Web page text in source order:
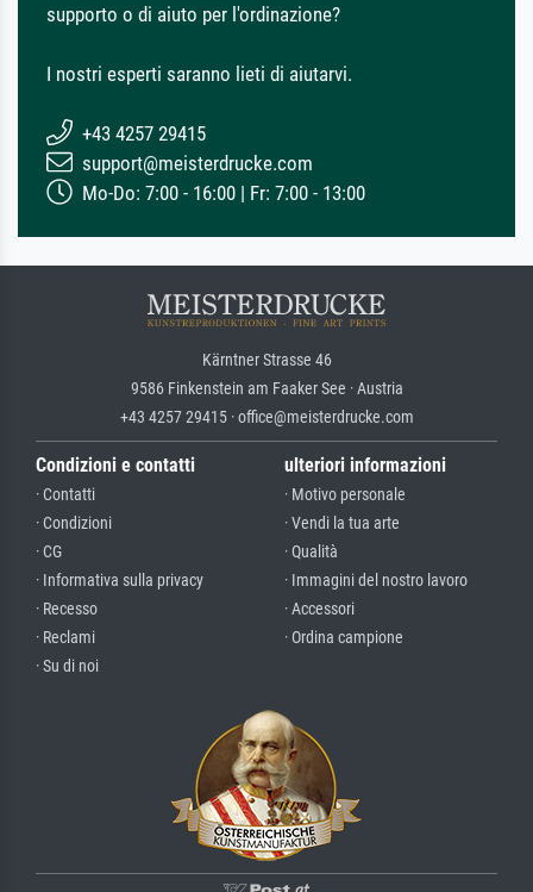
supporto o di aiuto per l'ordinazione?
I nostri esperti saranno lieti di aiutarvi.
+43 4257 29415
support@meisterdrucke.com
Mo-Do: 7:00 - 16:00 | Fr: 7:00 - 13:00
Kärntner Strasse 46
9586 Finkenstein am Faaker See · Austria
+43 4257 29415 · office@meisterdrucke.com
Condizioni e contatti
· Contatti
· Condizioni
· CG
· Informativa sulla privacy
· Recesso
· Reclami
· Su di noi
ulteriori informazioni
· Motivo personale
· Vendi la tua arte
· Qualità
· Immagini del nostro lavoro
· Accessori
· Ordina campione